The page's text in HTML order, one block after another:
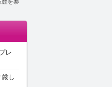
歴を暴
レ
し